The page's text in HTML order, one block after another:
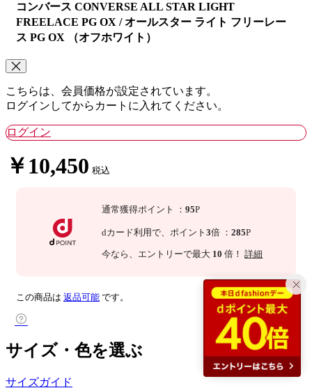
コンバース CONVERSE ALL STAR LIGHT
FREELACE PG OX / オールスター ライト フリーレー
ス PG OX （オフホワイト）
こちらは、会員価格が設定されています。
ログインしてからカートに入れてください。
ログイン
￥10,450 税込
通常獲得ポイント ：95P
dカード利用で、ポイント3倍 ：285P
今なら 、エントリーで最大 10 倍！詳細
この商品は 返品可能 です。
サイズ・色を選ぶ
サイズガイド